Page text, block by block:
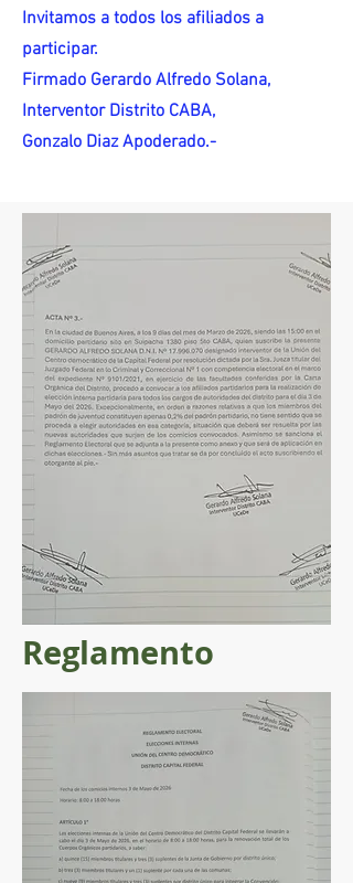
Invitamos a todos los afiliados a
participar.
Firmado Gerardo Alfredo Solana,
Interventor Distrito CABA,
Gonzalo Diaz Apoderado.-
Reglamento